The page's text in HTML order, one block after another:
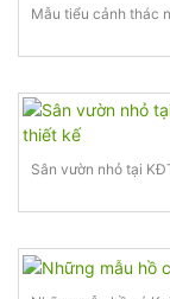
Mẫu tiểu cảnh thác
Sân vườn nhỏ tại